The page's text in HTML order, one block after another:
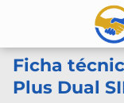
Ficha
Plus Dual